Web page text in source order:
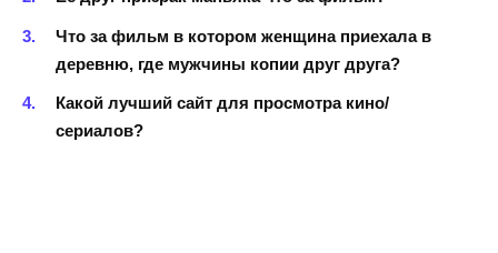
Что за фильм в котором женщина приехала в
деревню, где мужчины копии друг друга?
Какой лучший сайт для просмотра кино/
сериалов?